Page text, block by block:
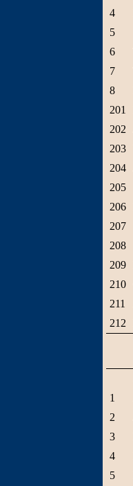
4
5
6
7
8
201
202
203
204
205
206
207
208
209
210
211
212
1
2
3
4
5